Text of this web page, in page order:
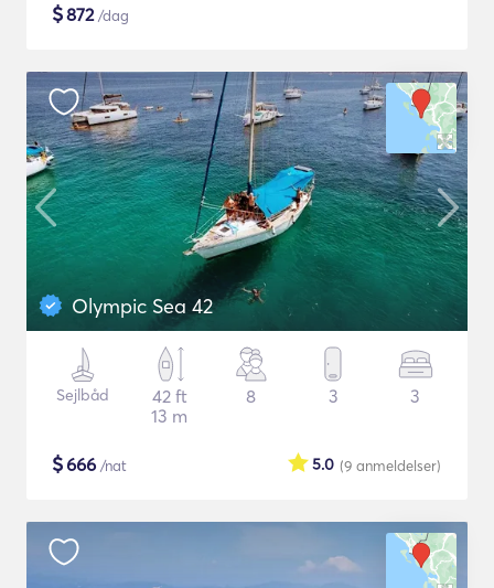
$872/dag
Olympic Sea 42
Sejlbåd
42 ft
13 m
8 3 3
$666 /nat (9 anmeldelser)
5.0